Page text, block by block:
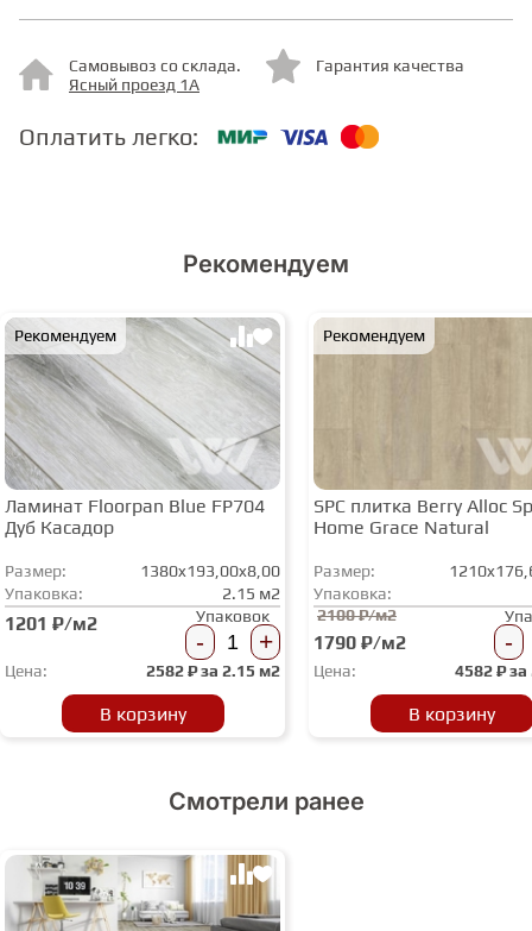
МИНЕРАЛЬНО-КАМЕННЫЙ
ЛАМИНАТ MSPC
Самовывоз со склада.
Ясный проезд 1А
Гарантия качества
Оплатить легко:
Рекомендуем
Рекомендуем
Ламинат Floorpan Blue FP704
Дуб Касадор
Размер:
1380x193,00x8,00
Упаковка:
2.15 м2
1201 ₽/м2 Упаковок
- +
Цена: 2582₽ за 2.15 м2
В корзину
Рекомендуем
SPC плитка Berry Alloc
Home Grace Natural
Размер:
Упаковка:
2100 ₽/м2
1790 ₽/м2 -
Цена: 4582₽ за
В корзину
Смотрели ранее